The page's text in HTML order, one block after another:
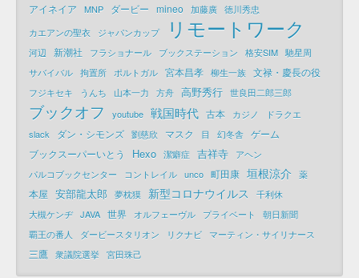
アイネイア
MNP ダービー mineo 加藤廣 徳川秀忠
カエアンの聖衣
ジャパンカップ リモートワーク
河辺 新潮社 フラショナール ブックステーション 格安SIM 馳星周
サバイバル 拘置所 ポルトガル 宮本昌孝 柳生一族 文禄・慶長の役
フジキセキ うんち 山本一力 方舟 高野秀行 世良田二郎三郎
ブックオフ youtube 戦国時代 古本 カジノ
ドラクエ
slack
ダン・シモンズ 劉慈欣 マスク 目 幻冬舎 ゲーム
ブックスーパーいとう
Hexo 潔癖症 吉祥寺
アヘン
パルコブックセンター
コントレイル unco 町田康 垣根涼介 薬
本屋 安部龍太郎 夢枕獏 新型コロナウイルス
千利休
大槻ケンヂ JAVA 世界 オルフェーヴル プライベート
朝日新聞
覇王の番人
ダービースタリオン リクナビ マーティン・サイリナース
三鷹 衆議院選挙 宮田珠己